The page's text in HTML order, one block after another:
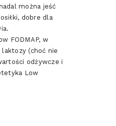
można jeść
dobre dla
FODMAP, w
(choć nie
odżywcze i
Low